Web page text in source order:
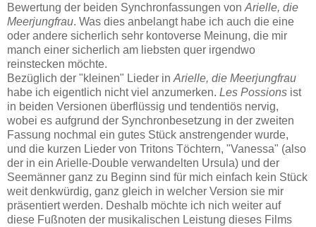
Bewertung der beiden Synchronfassungen von Arielle, die
Meerjungfrau. Was dies anbelangt habe ich auch die eine
oder andere sicherlich sehr kontoverse Meinung, die mir
manch einer sicherlich am liebsten quer irgendwo
reinstecken möchte.
Bezüglich der "kleinen" Lieder in Arielle, die Meerjungfrau
habe ich eigentlich nicht viel anzumerken. Les Possions ist
in beiden Versionen überflüssig und tendentiös nervig,
wobei es aufgrund der Synchronbesetzung in der zweiten
Fassung nochmal ein gutes Stück anstrengender wurde,
und die kurzen Lieder von Tritons Töchtern, "Vanessa" (also
der in ein Arielle-Double verwandelten Ursula) und der
Seemänner ganz zu Beginn sind für mich einfach kein Stück
weit denkwürdig, ganz gleich in welcher Version sie mir
präsentiert werden. Deshalb möchte ich nich weiter auf
diese Fußnoten der musikalischen Leistung dieses Films